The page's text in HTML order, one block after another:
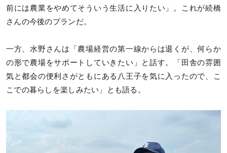
前には農業をやめてそういう生活に入りたい」。これが続橋
さんの今後のプランだ。
一方、水野さんは「農場経営の第一線からは退くが、何らか
の形で農場をサポートしていきたい」と話す。「田舎の雰囲
気と都会の便利さがともにある八王子を気に入ったので、こ
こでの暮らしを楽しみたい」とも語る。